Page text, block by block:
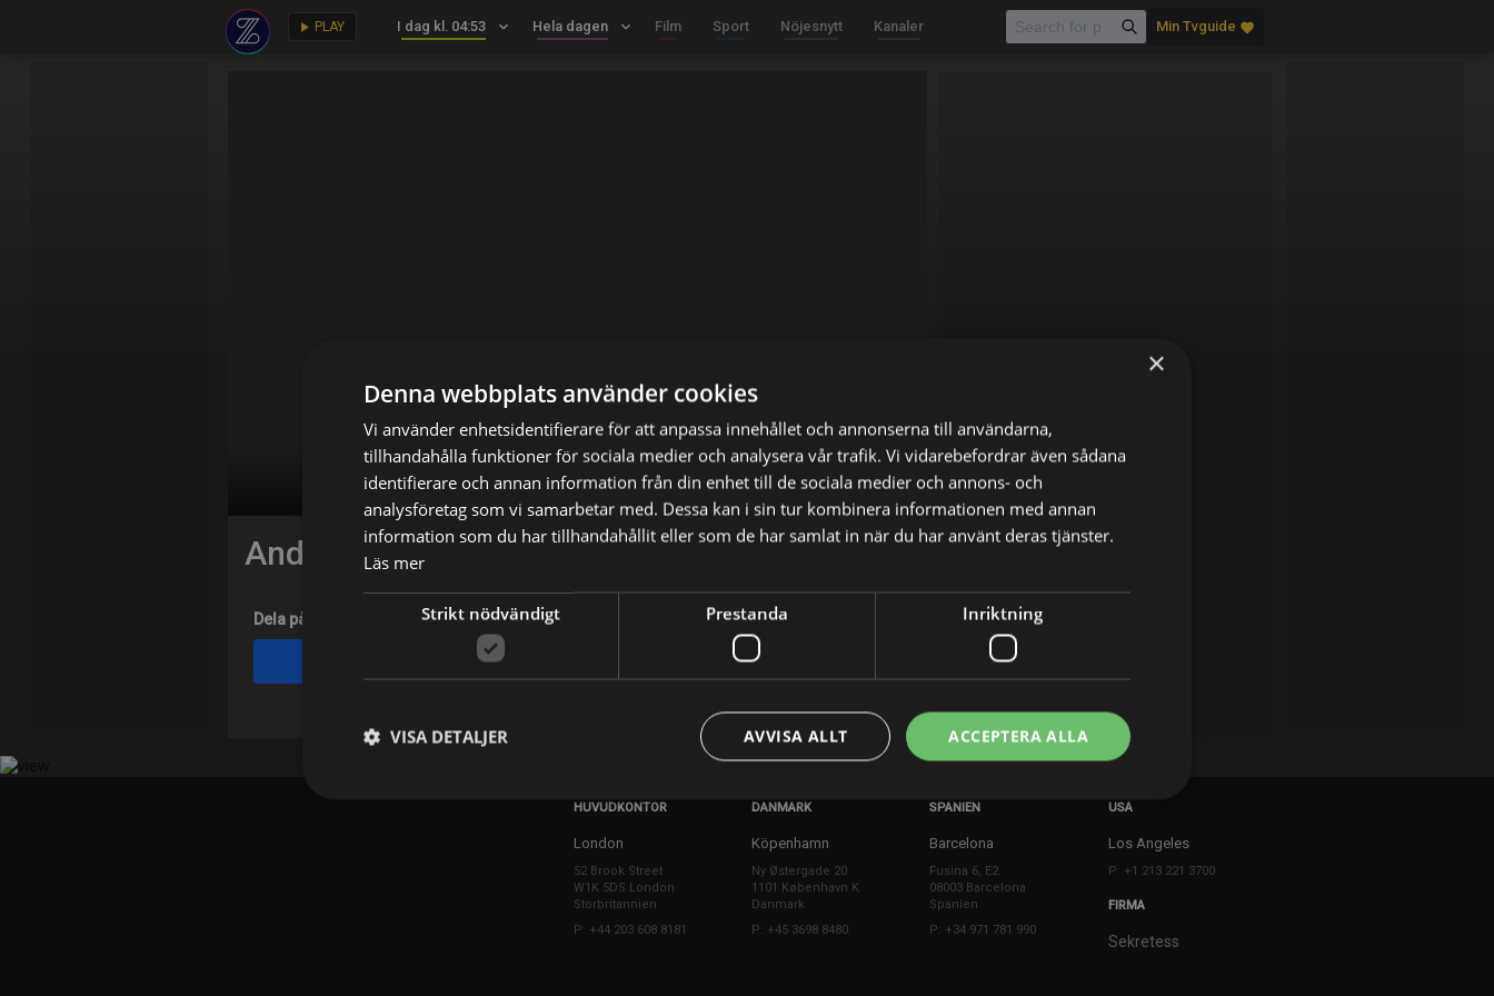
play_arrow PLAY I dag kl. 04:53 keyboard_arrow_down Hela dagen keyboard_arrow_down Film Sport Nöjesnytt Kanaler Min Tvguide favorite
Andrey Dementiev
Dela på
HUVUDKONTOR
London
52 Brook Street
W1K 5DS London
Storbritannien
P: +44 203 608 8181
DANMARK
Köpenhamn
Ny Østergade 20
1101 København K
Danmark
P: +45 3698 8480
SPANIEN
Barcelona
Fusina 6, E2
08003 Barcelona
Spanien
P: +34 971 781 990
USA
Los Angeles
P: +1 213 221 3700
FIRMA
Sekretess
×
Denna webbplats använder cookies
Vi använder enhetsidentifierare för att anpassa innehållet och annonserna till användarna,
tillhandahålla funktioner för sociala medier och analysera vår trafik. Vi vidarebefordrar även sådana
identifierare och annan information från din enhet till de sociala medier och annons- och
analysföretag som vi samarbetar med. Dessa kan i sin tur kombinera informationen med annan
information som du har tillhandahållit eller som de har samlat in när du har använt deras tjänster.
Läs mer
Strikt nödvändigt Prestanda Inriktning
ACCEPTERA ALLA
AVVISA ALLT
VISA DETALJER